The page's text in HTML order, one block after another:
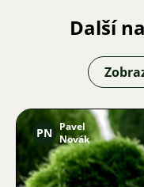
Další
PN Pavel
Novák